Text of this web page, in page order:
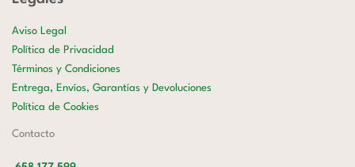
Aviso Legal
Política de Privacidad
Términos y Condiciones
Entrega, Envíos, Garantías y Devoluciones
Política de Cookies
Contacto